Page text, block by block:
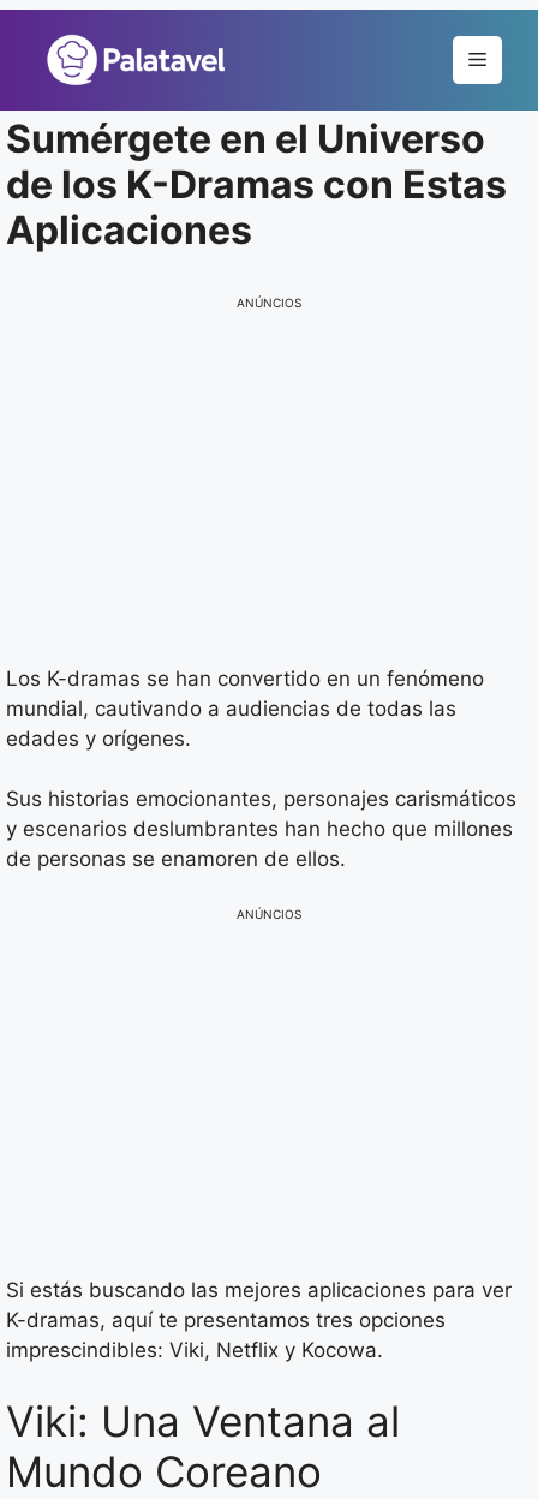
conteúdo
Menu
Sumérgete en el Universo
de los K-Dramas con Estas
Aplicaciones
ANÚNCIOS
Los K-dramas se han convertido en un fenómeno
mundial, cautivando a audiencias de todas las
edades y orígenes.
Sus historias emocionantes, personajes carismáticos
y escenarios deslumbrantes han hecho que millones
de personas se enamoren de ellos.
ANÚNCIOS
Si estás buscando las mejores aplicaciones para ver
K-dramas, aquí te presentamos tres opciones
imprescindibles: Viki, Netflix y Kocowa.
Viki: Una Ventana al
Mundo Coreano